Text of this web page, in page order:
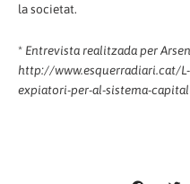
la societat.
* Entrevista realitzada per
http://www.esquerradiari.cat/
expiatori-per-al-sistema-